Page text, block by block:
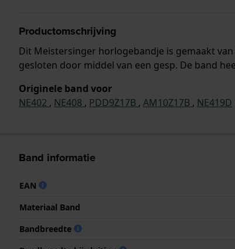
Productomschrijving
Dit Meistersinger horlogebandje is gemaakt
gesloten door middel van een gesp. De band
Originele band voor
NE402 , NE408 , PDD9Z17B , AM10Z17B , NE419D
Band informatie
EAN
Materiaal Band
Bandbreedte